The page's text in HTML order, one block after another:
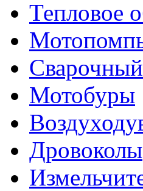
Тепловое
Мотобуры
Дровоколы